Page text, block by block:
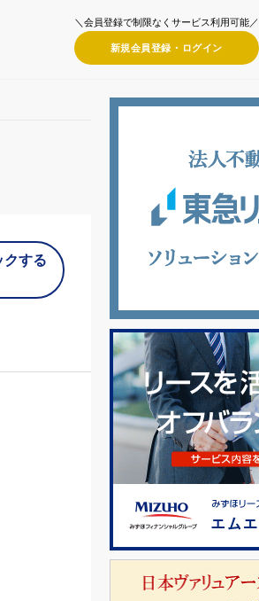
＼会員登録で制限なくサービス利用可能／
新規会員登録・ ログイン
クする